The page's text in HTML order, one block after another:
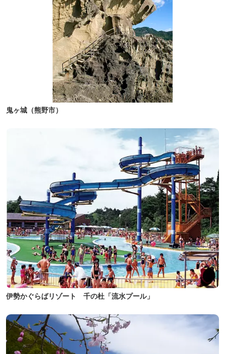
鬼ヶ城（熊野市）
伊勢かぐらばリゾート 千の杜「流水プール」